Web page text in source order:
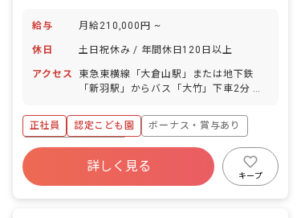
給与 月給210,000円 ~
休日 土日祝休み / 年間休日120日以上
アクセス
東急東横線「大倉山駅」または地下鉄
「新羽駅」からバス「大竹」下車2分 横
徒歩12分 ※バスの本数は多めですので
通勤にも便利です。 ※マイカー通勤可
・駅前にはスーパーや飲食店が充実、駅
から徒歩圏内に大型スーパーAEONもあ
って駅周辺で日用品まで全て揃えられま
正社員 認定こども園
ボーナス・賞与あり
年間休日120日以上
寮・住宅・家賃補助あり
有給
詳しく見る
キープ